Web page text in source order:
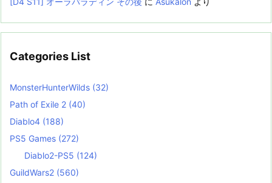
Categories List
MonsterHunterWilds (32)
Path of Exile 2 (40)
Diablo4 (188)
PS5 Games (272)
Diablo2-PS5 (124)
GuildWars2 (560)